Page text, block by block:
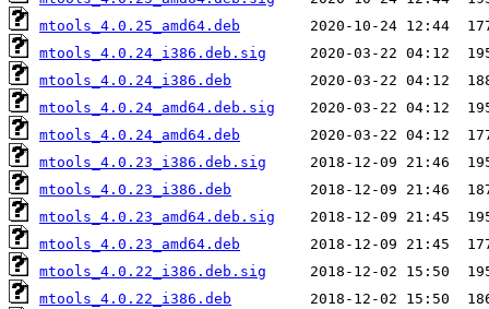
mtools_4.0.25_amd64.deb
mtools_4.0.24_i386.deb.sig
mtools_4.0.24_i386.deb
mtools_4.0.24_amd64.deb.sig
mtools_4.0.24_amd64.deb
mtools_4.0.23_i386.deb.sig
mtools_4.0.23_i386.deb
mtools_4.0.23_amd64.deb.sig
mtools_4.0.23_amd64.deb
mtools_4.0.22_i386.deb.sig
mtools_4.0.22_i386.deb